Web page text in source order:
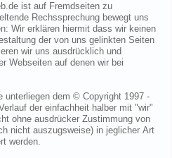
ist auf Fremdseiten zu
Rechssprechung bewegt uns
Wir erklären hiermit dass wir keinen
der von uns gelinkten Seiten
wir uns ausdrücklich und
Webseiten auf denen wir bei
unterliegen dem © Copyright 1997 -
der einfachheit halber mit "wir"
ohne ausdrücker Zustimmung von
nicht auszugsweise) in jeglicher Art
werden.